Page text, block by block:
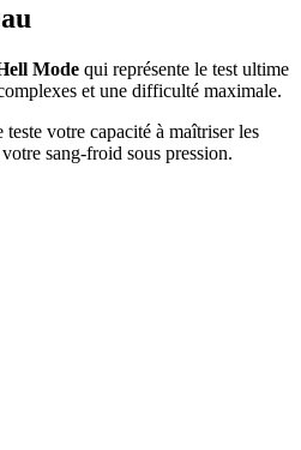
Mode qui représente le test ultime
et une difficulté maximale.
teste votre capacité à maîtriser les
sang-froid sous pression.